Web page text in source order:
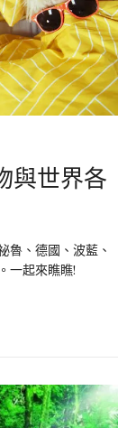
與世界各
魯、德國、波藍、
一起來瞧瞧!